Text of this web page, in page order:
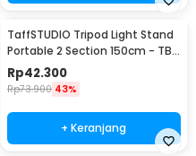
TaffSTUDIO Tripod Light Stand
Portable 2 Section 150cm - TB-
037
Rp42.300
Rp73.900 43%
+ Keranjang